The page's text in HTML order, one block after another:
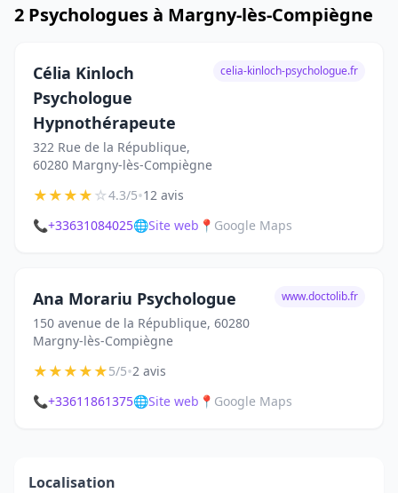
2 Psychologues à Margny-lès-Compiègne
Célia Kinloch
Psychologue
Hypnothérapeute
322 Rue de la République,
60280 Margny-lès-Compiègne
celia-kinloch-psychologue.fr
★★★★☆4.3/5•12 avis
📞+33631084025🌐Site web 📍 Google Maps
Ana Morariu Psychologue
150 avenue de la République, 60280
Margny-lès-Compiègne
www.doctolib.fr
★★★★★5/5•2 avis
📞+33611861375🌐Site web 📍 Google Maps
Localisation